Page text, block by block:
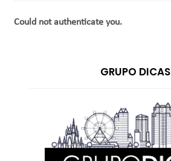
Could not authenticate you.
GRUPO DICAS